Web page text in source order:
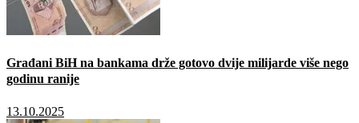
Građani BiH na bankama drže gotovo dvije milijarde više nego
godinu ranije
13.10.2025